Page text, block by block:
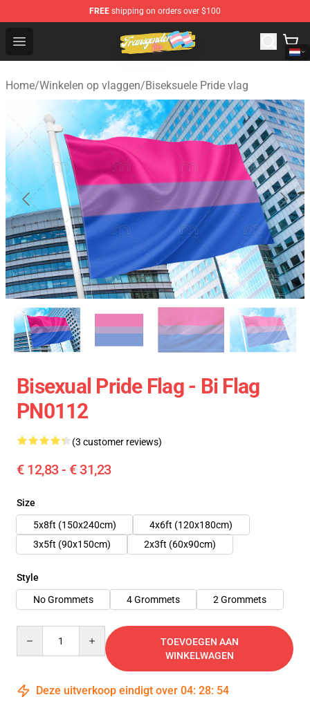
FREE shipping on orders over $100
Open menu
Transgender Flag Store - The Best Transgender Flag
Home/Winkelen op vlaggen/Biseksuele Pride vlag
Bisexual Pride Flag - Bi Flag
PN0112
(3 customer reviews)
€ 12,83 - € 31,23
Size
5x8ft (150x240cm)
4x6ft (120x180cm)
3x5ft (90x150cm)
2x3ft (60x90cm)
Style
No Grommets
4 Grommets 2 Grommets
TOEVOEGEN AAN
WINKELWAGEN
Deze uitverkoop eindigt over 04: 28: 54